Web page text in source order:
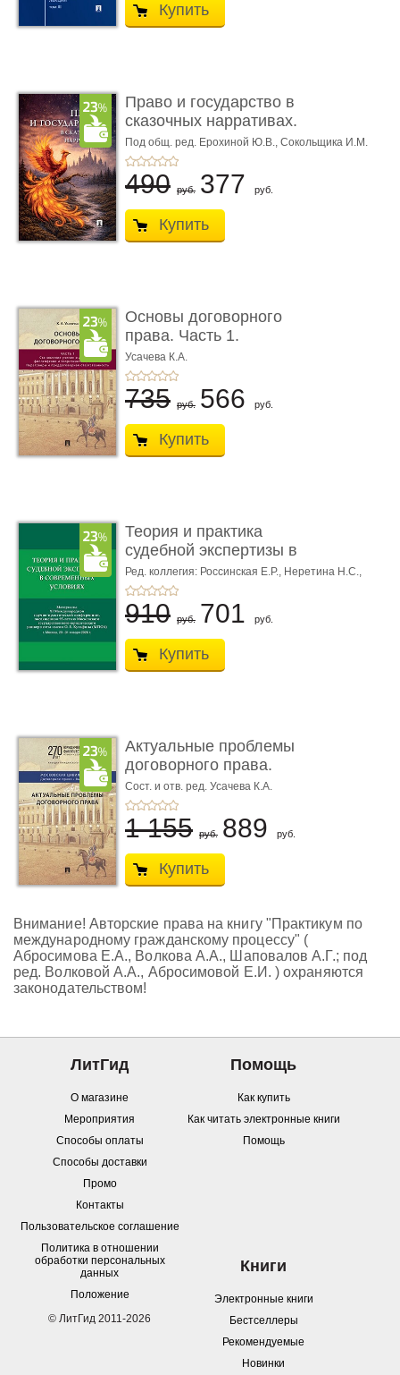
Купить
Право и государство в
сказочных нарративах.
Мо ...
Под общ. ред. Ерохиной Ю.В., Сокольщика И.М.
490 руб. 377 руб.
Купить
Основы договорного
права. Часть 1.
Становление ...
Усачева К.А.
735 руб. 566 руб.
Купить
Теория и практика
судебной экспертизы в
совре� ...
Ред. коллегия: Россинская Е.Р., Неретина Н.С.,
Чернявская М.С.
910 руб. 701 руб.
Купить
Актуальные проблемы
договорного права.
Выпуск ...
Сост. и отв. ред. Усачева К.А.
1 155 руб. 889 руб.
Купить
Внимание! Авторские права на книгу "Практикум по
международному гражданскому процессу" (
Абросимова Е.А., Волкова А.А., Шаповалов А.Г.; под
ред. Волковой А.А., Абросимовой Е.И. ) охраняются
законодательством!
ЛитГид
О магазине
Мероприятия
Способы оплаты
Способы доставки
Промо
Контакты
Пользовательское соглашение
Политика в отношении
обработки персональных
данных
Положение
© ЛитГид 2011-2026
Помощь
Как купить
Как читать электронные книги
Помощь
Книги
Электронные книги
Бестселлеры
Рекомендуемые
Новинки